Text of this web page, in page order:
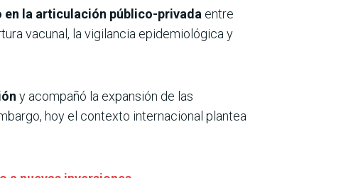
en la articulación público-privada entre
vacunal, la vigilancia epidemiológica y
y acompañó la expansión de las
hoy el contexto internacional plantea